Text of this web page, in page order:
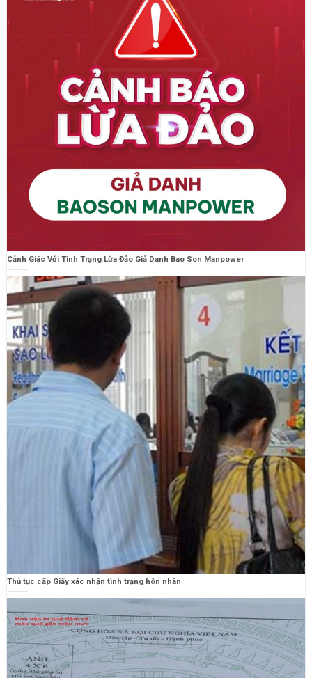
Cảnh Giác Với Tình Trạng Lừa Đảo Giả Danh Bao Son Manpower
Thủ tục cấp Giấy xác nhận tình trạng hôn nhân